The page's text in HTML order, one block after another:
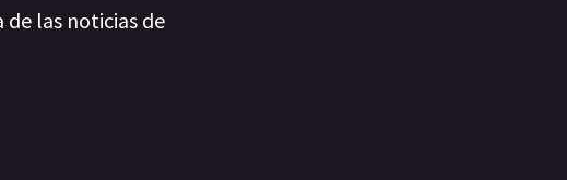
las noticias de